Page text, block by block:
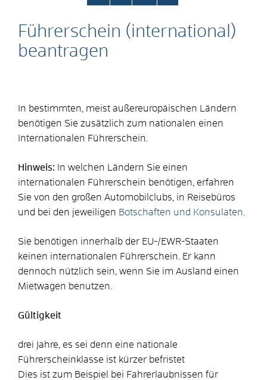
Führerschein (international)
beantragen
In bestimmten, meist außereuropäischen Ländern
benötigen Sie zusätzlich zum nationalen einen
Internationalen Führerschein.
Hinweis: In welchen Ländern Sie einen
internationalen Führerschein benötigen, erfahren
Sie von den großen Automobilclubs, in Reisebüros
und bei den jeweiligen Botschaften und Konsulaten
Sie benötigen innerhalb der EU-/EWR-Staaten
keinen internationalen Führerschein. Er kann
dennoch nützlich sein, wenn Sie im Ausland einen
Mietwagen benutzen.
Gültigkeit
drei Jahre, es sei denn eine nationale
Führerscheinklasse ist kürzer befristet
Dies ist zum Beispiel bei Fahrerlaubnissen für